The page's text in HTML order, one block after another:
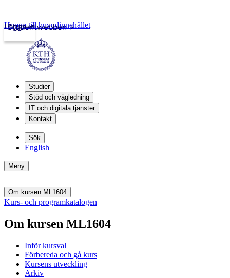
Studentwebben
Logga in
Hoppa till huvudinnehållet
Studier
Stöd och vägledning
IT och digitala tjänster
Kontakt
Sök
English
Meny
Om kursen ML1604
Kurs- och programkatalogen
Om kursen ML1604
Inför kursval
Förbereda och gå kurs
Kursens utveckling
Arkiv